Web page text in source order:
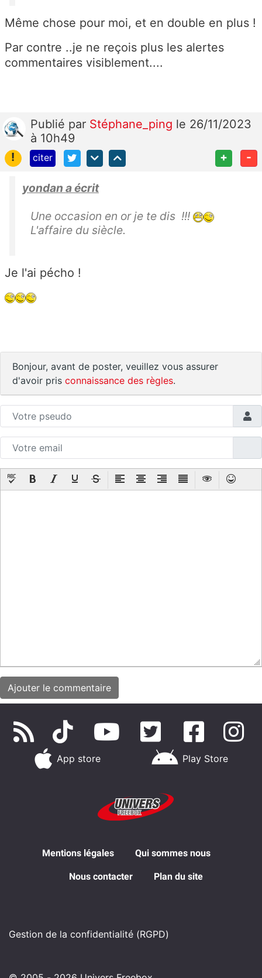
Même chose pour moi, et en double en plus !
Par contre ..je ne reçois plus les alertes
commentaires visiblement....
Publié par Stéphane_ping le 26/11/2023
à 10h49
!
citer + -
yondan a écrit
Une occasion en or je te dis !!!
L'affaire du siècle.
Je l'ai pécho !
Bonjour, avant de poster, veuillez vous assurer
d'avoir pris connaissance des règles.
App store Play Store
Mentions légales Qui sommes nous
Nous contacter Plan du site
Gestion de la confidentialité (RGPD)